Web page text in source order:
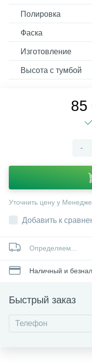
Полировка
Фаска
Изготовление
Высота с тумбой
85
-
Уточнить цену у
Добавить к
Определяем...
Наличный и
Быстрый заказ